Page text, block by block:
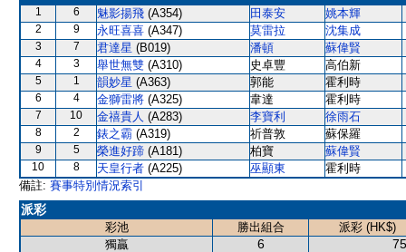
1 6 魅影揚飛 (A354) 田泰安 姚本輝
2 9 永旺喜喜 (A347) 莫雷拉 沈集成
3 7 君達星 (B019) 潘頓 蘇偉賢
4 3 舉世無雙 (A310) 史卓豐 高伯新
5 1 韻妙星 (A363) 郭能 霍利時
6 4 金獅雷將 (A325) 韋達 霍利時
7 10 金禧貴人 (A283) 李寶利 徐雨石
8 2 錶之霸 (A319) 祈普敦 蘇保羅
9 5 榮進好蹄 (A181) 柏寶 蘇偉賢
10 8 天皇行者 (A225) 巫顯東
霍利時
備註: 賽事特別情況索引
派彩
彩池 勝出組合
派彩 (HK$)
獨贏
6